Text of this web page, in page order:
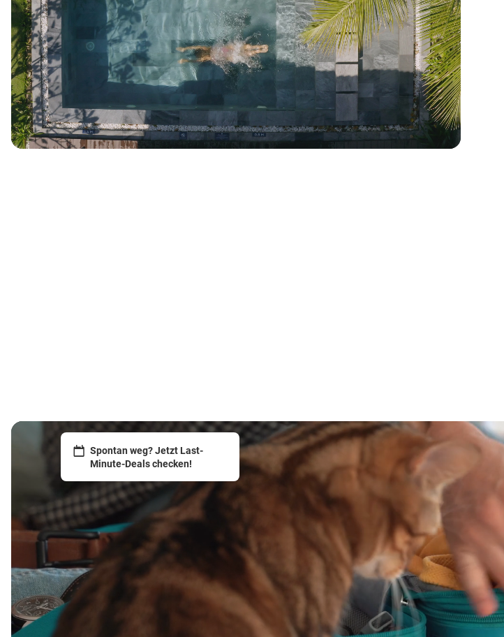
Spontan weg? Jetzt Last-
Minute-Deals checken!